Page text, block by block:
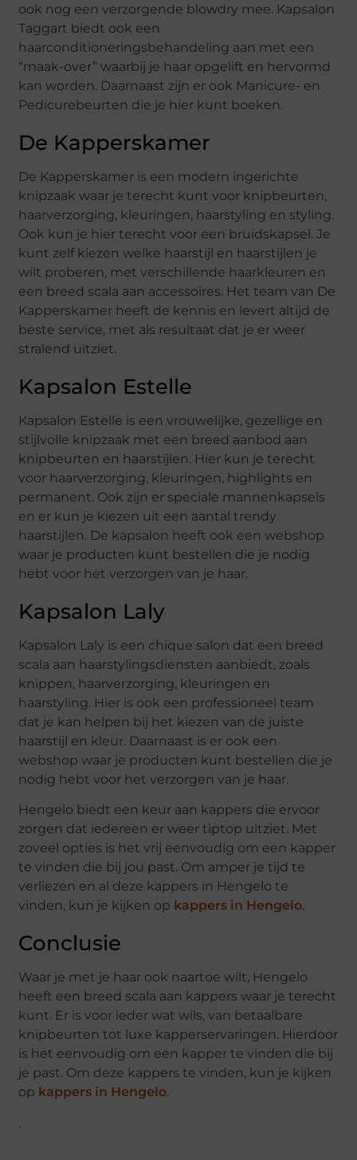
ook nog een verzorgende blowdry mee. Kapsalon
Taggart biedt ook een
haarconditioneringsbehandeling aan met een
“maak-over” waarbij je haar opgelift en hervormd
kan worden. Daarnaast zijn er ook Manicure- en
Pedicurebeurten die je hier kunt boeken.
De Kapperskamer
De Kapperskamer is een modern ingerichte
knipzaak waar je terecht kunt voor knipbeurten,
haarverzorging, kleuringen, haarstyling en styling.
Ook kun je hier terecht voor een bruidskapsel. Je
kunt zelf kiezen welke haarstijl en haarstijlen je
wilt proberen, met verschillende haarkleuren en
een breed scala aan accessoires. Het team van De
Kapperskamer heeft de kennis en levert altijd de
beste service, met als resultaat dat je er weer
stralend uitziet.
Kapsalon Estelle
Kapsalon Estelle is een vrouwelijke, gezellige en
stijlvolle knipzaak met een breed aanbod aan
knipbeurten en haarstijlen. Hier kun je terecht
voor haarverzorging, kleuringen, highlights en
permanent. Ook zijn er speciale mannenkapsels
en er kun je kiezen uit een aantal trendy
haarstijlen. De kapsalon heeft ook een webshop
waar je producten kunt bestellen die je nodig
hebt voor het verzorgen van je haar.
Kapsalon Laly
Kapsalon Laly is een chique salon dat een breed
scala aan haarstylingsdiensten aanbiedt, zoals
knippen, haarverzorging, kleuringen en
haarstyling. Hier is ook een professioneel team
dat je kan helpen bij het kiezen van de juiste
haarstijl en kleur. Daarnaast is er ook een
webshop waar je producten kunt bestellen die je
nodig hebt voor het verzorgen van je haar.
Hengelo biedt een keur aan kappers die ervoor
zorgen dat iedereen er weer tiptop uitziet. Met
zoveel opties is het vrij eenvoudig om een kapper
te vinden die bij jou past. Om amper je tijd te
verliezen en al deze kappers in Hengelo te
vinden, kun je kijken op kappers in Hengelo.
Conclusie
Waar je met je haar ook naartoe wilt, Hengelo
heeft een breed scala aan kappers waar je terecht
kunt. Er is voor ieder wat wils, van betaalbare
knipbeurten tot luxe kapperservaringen. Hierdoor
is het eenvoudig om een kapper te vinden die bij
je past. Om deze kappers te vinden, kun je kijken
op kappers in Hengelo.
.